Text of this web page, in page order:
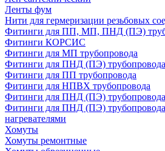
Ленты фум
Нити для гермеризации резьбовых
Фитинги для ПП, МП, ПНД (ПЭ)
Фитинги КОРСИС
Фитинги для МП трубопровода
Фитинги для ПНД (ПЭ) трубопровода
Фитинги для ПП трубопровода
Фитинги для НПВХ трубопровода
Фитинги для ПНД (ПЭ)
Фитинги для ПНД (ПЭ) трубопровода
нагревателями
Хомуты
Хомуты ремонтные